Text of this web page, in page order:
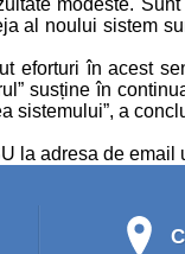
modeste.
al noului sistem
eforturi în acest
susține în
sistemului”, a
la adresa de